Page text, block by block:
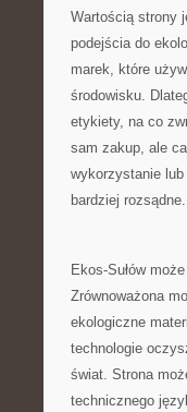
Wartością strony
podejścia do
marek, które
środowisku.
etykiety, na co
sam zakup, ale
wykorzystanie
bardziej rozsądne.
Ekos-Sułów
Zrównoważona
ekologiczne
technologie
świat. Strona
technicznego